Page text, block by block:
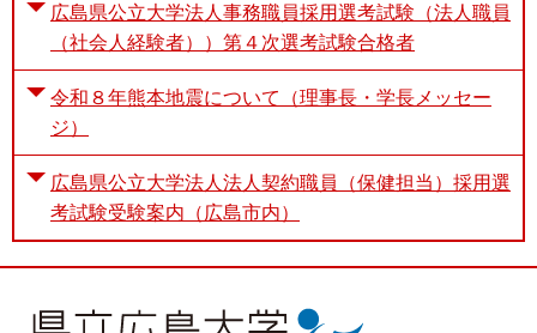
広島県公立大学法人事務職員採用選考試験（法人職員
（社会人経験者））第４次選考試験合格者
令和８年熊本地震について（理事長・学長メッセー
ジ）
広島県公立大学法人法人契約職員（保健担当）採用選
考試験受験案内（広島市内）